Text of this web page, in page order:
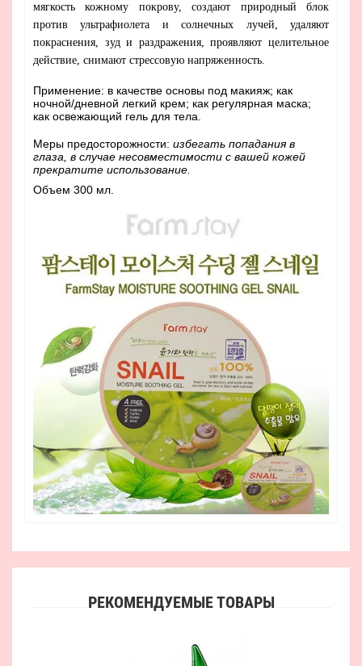
мягкость кожному покрову, создают природный блок
против ультрафиолета и солнечных лучей, удаляют
покраснения, зуд и раздражения, проявляют целительное
действие, снимают стрессовую напряженность.
Применение: в качестве основы под макияж; как
ночной/дневной легкий крем; как регулярная маска;
как освежающий гель для тела.
Меры предосторожности: избегать попадания в
глаза, в случае несовместимости с вашей кожей
прекратите использование.
Объем 300 мл.
РЕКОМЕНДУЕМЫЕ ТОВАРЫ